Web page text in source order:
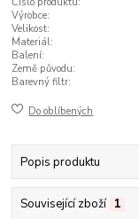
Výrobce:
Velikost:
Materiál:
Balení:
Země původu:
Barevný filtr:
Do oblíbených
Popis produktu
Související zboží 1